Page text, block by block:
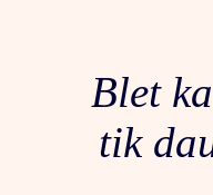
Blet
tik